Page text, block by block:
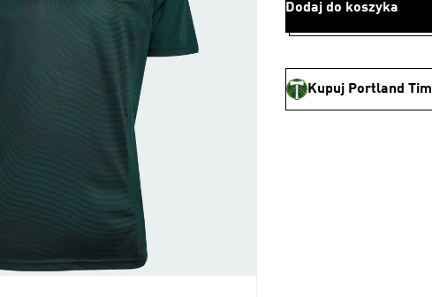
Dodaj do koszyka
Kupuj Portland